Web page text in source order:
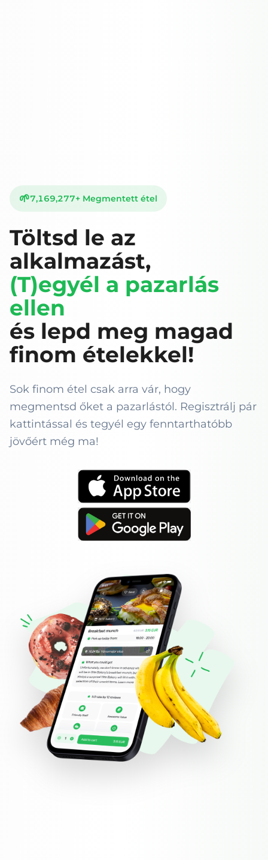
🌱7,169,277+ Megmentett étel
Töltsd le az
alkalmazást,
(T)egyél a pazarlás
ellen
és lepd meg magad
finom ételekkel!
Sok finom étel csak arra vár, hogy
megmentsd őket a pazarlástól. Regisztrálj pár
kattintással és tegyél egy fenntarthatóbb
jövőért még ma!